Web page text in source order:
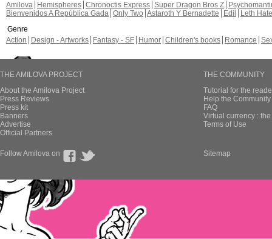
Amilova
Hemispheres Chronoctis Express Super Dragon Bros Z
Bienvenidos A República Gada Only Two Astaroth Y Bernadette Edil
Leth Hate
Genre
Action
Design - Artworks Fantasy - SF Humor Children's books Romance
THE AMILOVA PROJECT
About the Amilova Project
Press Reviews
Press kit
Banners
Advertise
Official Partners
THE COMMUNITY
Tutorial for the
Help the
FAQ
Virtual currency :
Terms of Use
Follow Amilova on Sitemap